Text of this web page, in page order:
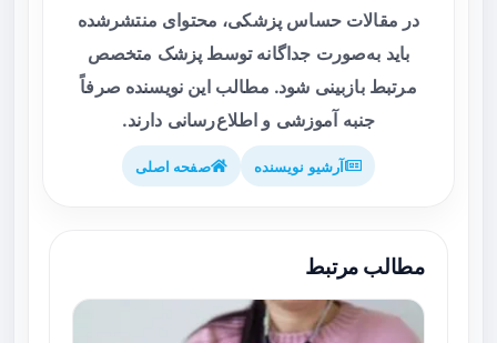
در مقالات حساس پزشکی، محتوای منتشرشده
باید به‌صورت جداگانه توسط پزشک متخصص
مرتبط بازبینی شود. مطالب این نویسنده صرفاً
جنبه آموزشی و اطلاع‌رسانی دارند.
آرشیو نویسنده صفحه اصلی
مطالب مرتبط